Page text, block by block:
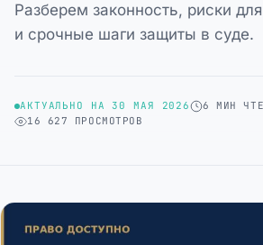
Разберем законность, риски
и срочные шаги защиты в суде.
АКТУАЛЬНО НА 30 МАЯ 2026 6 МИН
16 627 ПРОСМОТРОВ